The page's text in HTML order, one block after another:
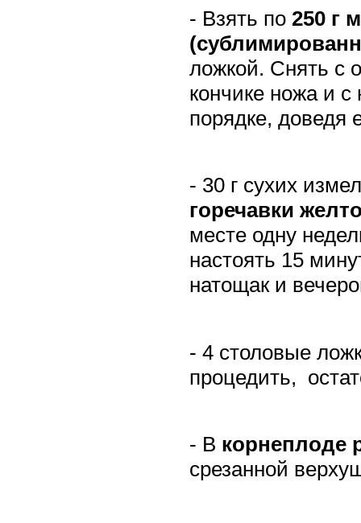
- Взять по 250 г
ложкой. Снять с
кончике ножа и
порядке, доведя
- 30 г сухих
горечавки
месте одну
настоять 15
натощак и
- 4 столовые
процедить,
- В корнеплоде
срезанной